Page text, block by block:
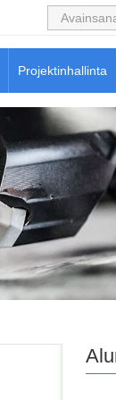
Projektinhallinta